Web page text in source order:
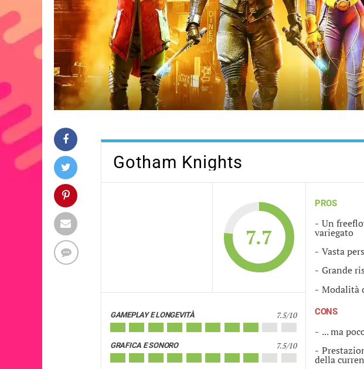
Gotham Knights
7.7
GAMEPLAY E LONGEVITÀ 7.5/10
GRAFICA E SONORO 7.5/10
PROS
Un
variegato
Vasta
Grande
Modalità
CONS
... ma
della